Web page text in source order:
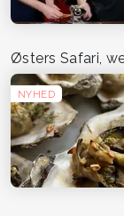
NYHED
Østers Safari,